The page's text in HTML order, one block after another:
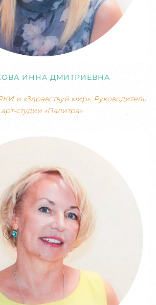
ИННА ДМИТРИЕВНА
и «Здравствуй мир», Руководитель
арт-студии «Палитра»